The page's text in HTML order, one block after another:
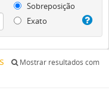
Sobreposição
Exato
Mostrar resultados com